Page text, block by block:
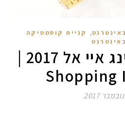
,
קניית קוסמטיקה
באינטרנט
מבצעי שופינג איי אל 2017 |
Shopping